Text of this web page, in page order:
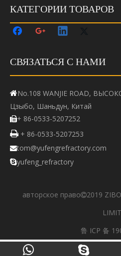
КАТЕГОРИИ ТОВАРОВ
СВЯЗАТЬСЯ С НАМИ
No.108 WANJIE ROAD,
Цзыбо, Шаньдун, Китай
+ 86-0533-5207252
 + 86-0533-5207253
tom@yufengrefractory.com
yufeng_refractory
авторское право2019
鲁 ICP 备